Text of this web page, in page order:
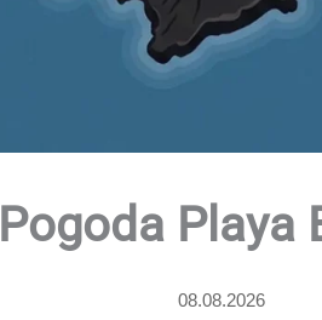
Pogoda Playa
08.08.2026